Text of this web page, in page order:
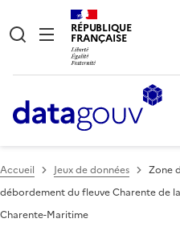
RÉPUBLIQUE
FRANÇAISE
Accueil Jeux de données
Zone
débordement du fleuve Charente de
Charente-Maritime